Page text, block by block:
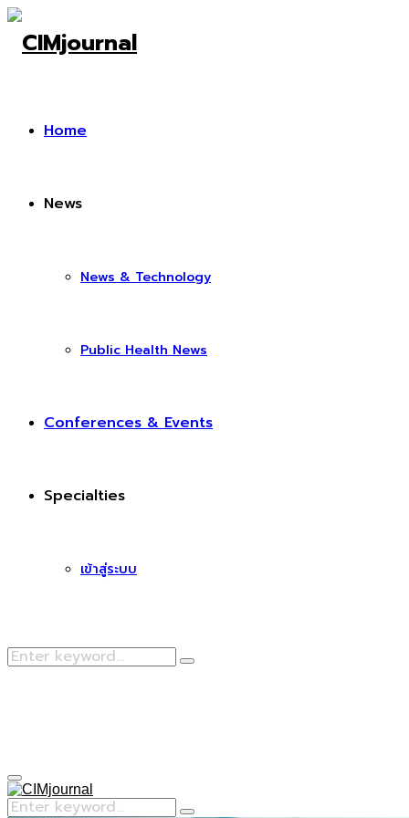
Home
News
News & Technology
Public Health News
Conferences & Events
Specialties
เข้าสู่ระบบ
Search
Search
Primary
Menu
Search